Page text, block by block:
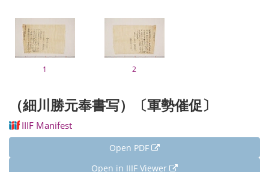
1 2
（細川勝元奉書写）〔軍勢催促〕
IIIF Manifest
Open PDF
Open in IIIF Viewer